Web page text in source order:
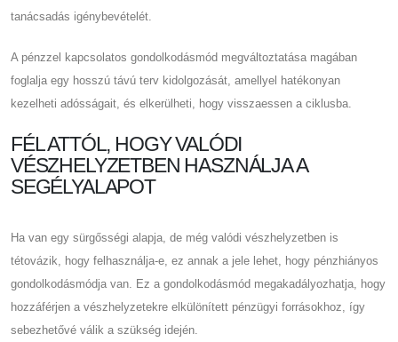
tanácsadás igénybevételét.
A pénzzel kapcsolatos gondolkodásmód megváltoztatása magában
foglalja egy hosszú távú terv kidolgozását, amellyel hatékonyan
kezelheti adósságait, és elkerülheti, hogy visszaessen a ciklusba.
FÉL ATTÓL, HOGY VALÓDI
VÉSZHELYZETBEN HASZNÁLJA A
SEGÉLYALAPOT
Ha van egy sürgősségi alapja, de még valódi vészhelyzetben is
tétovázik, hogy felhasználja-e, ez annak a jele lehet, hogy pénzhiányos
gondolkodásmódja van. Ez a gondolkodásmód megakadályozhatja, hogy
hozzáférjen a vészhelyzetekre elkülönített pénzügyi forrásokhoz, így
sebezhetővé válik a szükség idején.